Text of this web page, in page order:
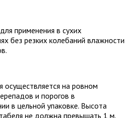
применения в сухих
без резких колебаний влажности
осуществляется на ровном
и порогов в
в цельной упаковке. Высота
не должна превышать 1 м.